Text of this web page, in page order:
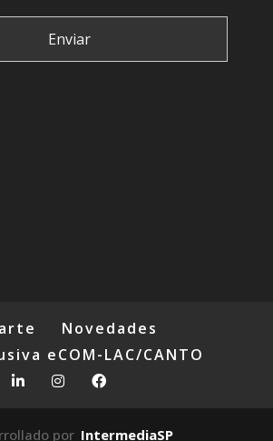
Novedades
eCOM-LAC/CANTO
por IntermediaSP